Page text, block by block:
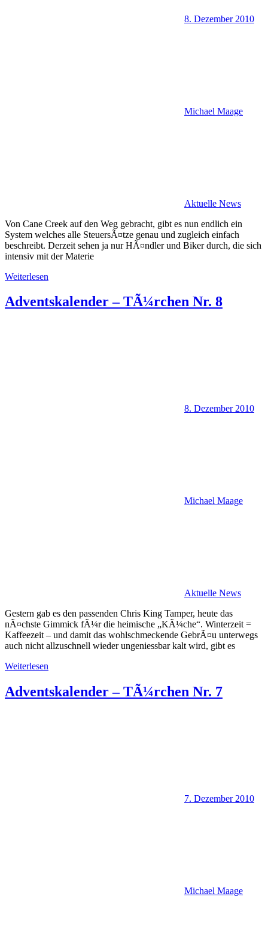
8. Dezember 2010
Michael Maage
Aktuelle News
Von Cane Creek auf den Weg gebracht, gibt es nun endlich ein
System welches alle SteuersÃ¤tze genau und zugleich einfach
beschreibt. Derzeit sehen ja nur HÃ¤ndler und Biker durch, die sich
intensiv mit der Materie
Weiterlesen
Adventskalender – TÃ¼rchen Nr. 8
8. Dezember 2010
Michael Maage
Aktuelle News
Gestern gab es den passenden Chris King Tamper, heute das
nÃ¤chste Gimmick fÃ¼r die heimische „KÃ¼che“. Winterzeit =
Kaffeezeit – und damit das wohlschmeckende GebrÃ¤u unterwegs
auch nicht allzuschnell wieder ungeniessbar kalt wird, gibt es
Weiterlesen
Adventskalender – TÃ¼rchen Nr. 7
7. Dezember 2010
Michael Maage